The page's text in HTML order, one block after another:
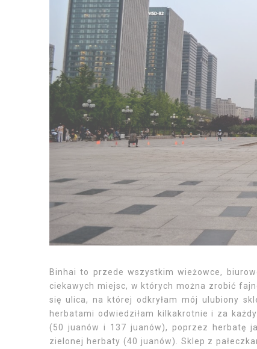
Binhai to przede wszystkim wieżowce,
ciekawych miejsc, w których można zrobić
się ulica, na której odkryłam mój ulubiony
herbatami odwiedziłam kilkakrotnie i za
(50 juanów i 137 juanów), poprzez herbatę
zielonej herbaty (40 juanów). Sklep z